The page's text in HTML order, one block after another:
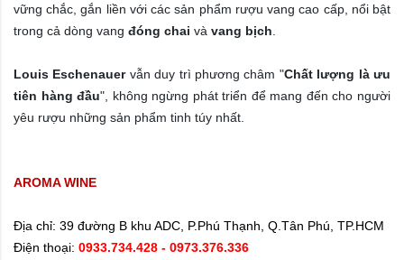
vững chắc, gắn liền với các sản phẩm rượu vang cao cấp, nổi bật
trong cả dòng vang đóng chai và vang bịch
Louis Eschenauervẫn duy trì phương châm "Chất lượng là ưu
tiên hàng đầu", không ngừng phát triển để mang đến cho người
yêu rượu những sản phẩm tinh túy nhất.
AROMA WINE
Địa chỉ: 39 đường B khu ADC, P.Phú Thạnh, Q.Tân Phú, TP.HCM
Điện thoại: 0933.734.428 - 0973.376.336